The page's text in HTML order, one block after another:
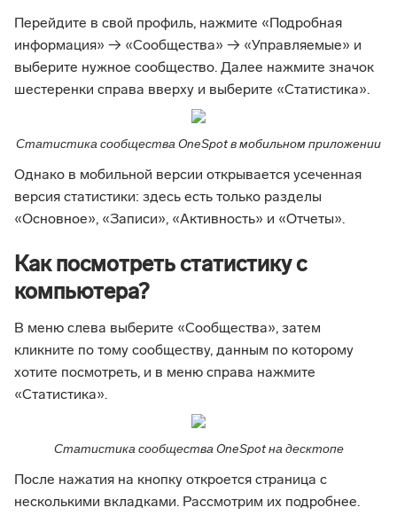
Перейдите в свой профиль, нажмите «Подробная
информация» → «Сообщества» → «Управляемые» и
выберите нужное сообщество. Далее нажмите значок
шестеренки справа вверху и выберите «Статистика».
Статистика сообщества OneSpot в мобильном приложении
Однако в мобильной версии открывается усеченная
версия статистики: здесь есть только разделы
«Основное», «Записи», «Активность» и «Отчеты».
Как посмотреть статистику с
компьютера?
В меню слева выберите «Сообщества», затем
кликните по тому сообществу, данным по которому
хотите посмотреть, и в меню справа нажмите
«Статистика».
Статистика сообщества OneSpot на десктопе
После нажатия на кнопку откроется страница с
несколькими вкладками. Рассмотрим их подробнее.